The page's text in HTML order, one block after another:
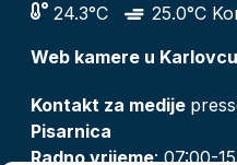
24.3°C
25.0°C
Web kamere u Karlovcu
Kontakt za medije
Pisarnica
Radno vrijeme: 07:00-